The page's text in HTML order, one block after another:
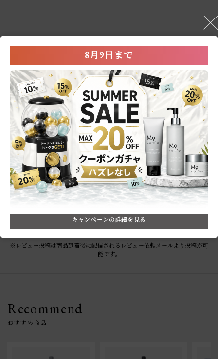
User’s Review
0.0 レビュー件数：0 件
★ 5
(0)
4
(0)
(0)
★2
★1 (0)
レビューはありません。
※レビュー投稿は商品到着後に配信されるレビュー依頼メールより投稿が可
能です。
Recommend
8月9日まで
キャンペーンの詳細を見る